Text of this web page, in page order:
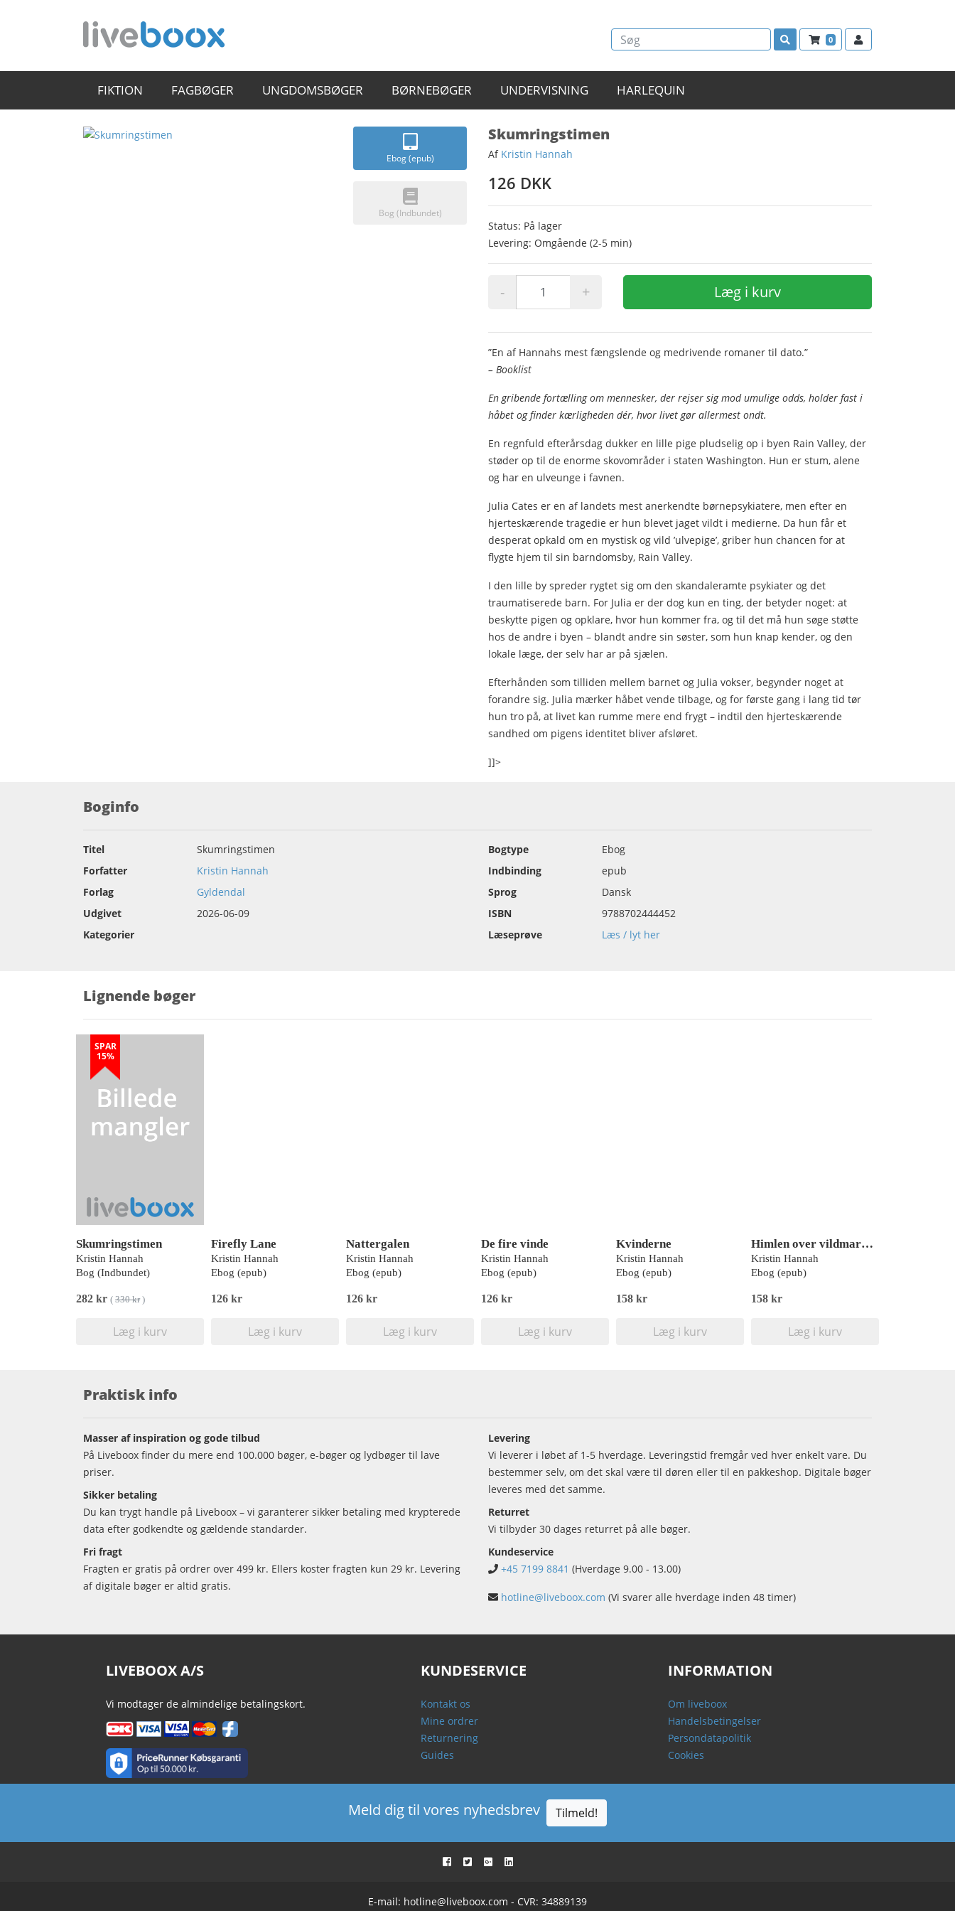
0
FIKTION FAGBØGER UNGDOMSBØGER BØRNEBØGER UNDERVISNING HARLEQUIN
Ebog (epub)
Bog (Indbundet)
Skumringstimen
Af Kristin Hannah
126 DKK
Status: På lager
Levering: Omgående (2-5 min)
- + Læg i kurv
”En af Hannahs mest fængslende og medrivende romaner til dato.”
– Booklist
En gribende fortælling om mennesker, der rejser sig mod umulige odds, holder fast i
håbet og finder kærligheden dér, hvor livet gør allermest ondt.
En regnfuld efterårsdag dukker en lille pige pludselig op i byen Rain Valley, der
støder op til de enorme skovområder i staten Washington. Hun er stum, alene
og har en ulveunge i favnen.
Julia Cates er en af landets mest anerkendte børnepsykiatere, men efter en
hjerteskærende tragedie er hun blevet jaget vildt i medierne. Da hun får et
desperat opkald om en mystisk og vild ’ulvepige’, griber hun chancen for at
flygte hjem til sin barndomsby, Rain Valley.
I den lille by spreder rygtet sig om den skandaleramte psykiater og det
traumatiserede barn. For Julia er der dog kun en ting, der betyder noget: at
beskytte pigen og opklare, hvor hun kommer fra, og til det må hun søge støtte
hos de andre i byen – blandt andre sin søster, som hun knap kender, og den
lokale læge, der selv har ar på sjælen.
Efterhånden som tilliden mellem barnet og Julia vokser, begynder noget at
forandre sig. Julia mærker håbet vende tilbage, og for første gang i lang tid tør
hun tro på, at livet kan rumme mere end frygt – indtil den hjerteskærende
sandhed om pigens identitet bliver afsløret.
]]>
Boginfo
Titel
Skumringstimen
Forfatter
Kristin Hannah
Forlag
Gyldendal
Udgivet
2026-06-09
Kategorier
Bogtype
Ebog
Indbinding
epub
Sprog
Dansk
ISBN
9788702444452
Læseprøve
Læs / lyt her
Lignende bøger
SPAR
15%
Skumringstimen
Kristin Hannah
Bog (Indbundet)
282 kr ( 330 kr)
Læg i kurv
Firefly Lane
Kristin Hannah
Ebog (epub)
126 kr
Læg i kurv
Nattergalen
Kristin Hannah
Ebog (epub)
126 kr
Læg i kurv
De fire vinde
Kristin Hannah
Ebog (epub)
126 kr
Læg i kurv
Kvinderne
Kristin Hannah
Ebog (epub)
158 kr
Læg i kurv
Himlen over vildmarken
Kristin Hannah
Ebog (epub)
158 kr
Læg i kurv
Praktisk info
Masser af inspiration og gode tilbud
På Liveboox finder du mere end 100.000 bøger, e-bøger og lydbøger til lave
priser.
Sikker betaling
Du kan trygt handle på Liveboox – vi garanterer sikker betaling med krypterede
data efter godkendte og gældende standarder.
Fri fragt
Fragten er gratis på ordrer over 499 kr. Ellers koster fragten kun 29 kr. Levering
af digitale bøger er altid gratis.
Levering
Vi leverer i løbet af 1-5 hverdage. Leveringstid fremgår ved hver enkelt vare. Du
bestemmer selv, om det skal være til døren eller til en pakkeshop. Digitale bøger
leveres med det samme.
Returret
Vi tilbyder 30 dages returret på alle bøger.
Kundeservice
+45 7199 8841 (Hverdage 9.00 - 13.00)
hotline@liveboox.com (Vi svarer alle hverdage inden 48 timer)
LIVEBOOX A/S
Vi modtager de almindelige betalingskort.
KUNDESERVICE
Kontakt os
Mine ordrer
Returnering
Guides
INFORMATION
Om liveboox
Handelsbetingelser
Persondatapolitik
Cookies
Meld dig til vores nyhedsbrev Tilmeld!
E-mail: hotline@liveboox.com - CVR: 34889139